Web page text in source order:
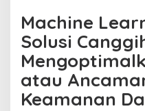
Machine
Solusi
atau
Keamanan